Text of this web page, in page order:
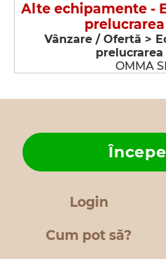
Alte echipamente -
Vânzare / Ofertă >
OMMA
Login
Cum pot să?